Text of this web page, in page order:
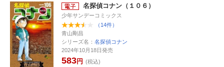
名探偵コナン（１０６）
少年サンデーコミックス
（14件）
青山剛昌
シリーズ名： 名探偵コナン
2024年10月18日発売
583円 (税込)